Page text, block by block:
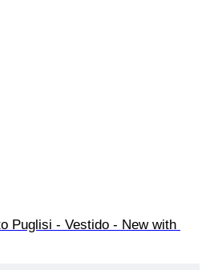
Puglisi - Vestido - New with